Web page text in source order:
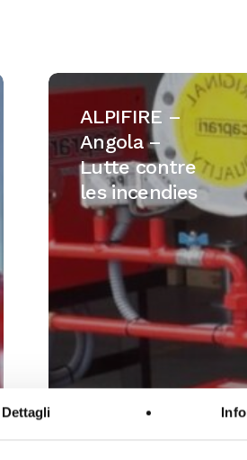
Dettagli
ALPIFIRE
Angola
–
Lutte
contre
les
incendies
ALPIFIRE –
Angola –
Lutte contre
les incendies